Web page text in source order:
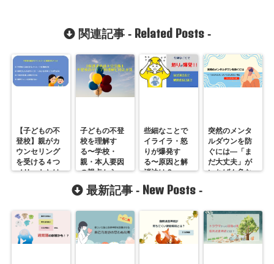
関連記事 - Related Posts-
【子どもの不
登校】親がカ
ウンセリング
を受ける４つ
メリットとは
子どもの不登
校を理解す
る〜学校・
親・本人要因
の視点から
些細なことで
イライラ・怒
りが爆発す
る〜原因と解
消法は？
突然のメンタ
ルダウンを防
ぐには―「ま
だ大丈夫」が
いちばん危な
最新記事 - New Posts -